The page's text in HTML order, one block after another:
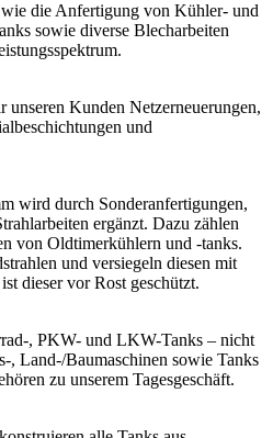
die Anfertigung von Kühler- und
sowie diverse Blecharbeiten
Kunden Netzerneuerungen,
und
wird durch Sonderanfertigungen,
ergänzt. Dazu zählen
von Oldtimerkühlern und -tanks.
und versiegeln diesen mit
dieser vor Rost geschützt.
, PKW- und LKW-Tanks – nicht
, Land-/Baumaschinen sowie Tanks
zu unserem Tagesgeschäft.